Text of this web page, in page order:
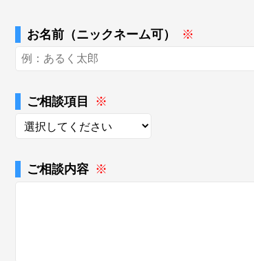
お名前（ニックネーム可） ※
ご相談項目 ※
ご相談内容 ※